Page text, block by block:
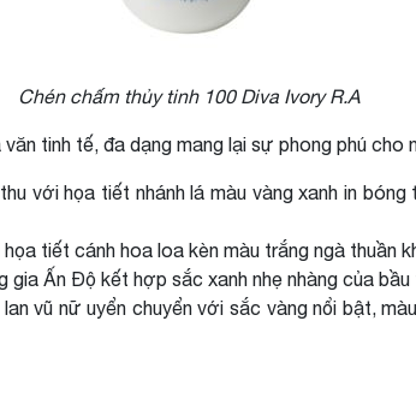
Chén chấm thủy tinh 100 Diva Ivory R.A
tinh tế, đa dạng mang lại sự phong phú cho
với họa tiết nhánh lá màu vàng xanh in
tiết cánh hoa loa kèn màu trắng ngà
gia Ấn Độ kết hợp sắc xanh nhẹ nhàng của
vũ nữ uyển chuyển với sắc vàng nổi bật,